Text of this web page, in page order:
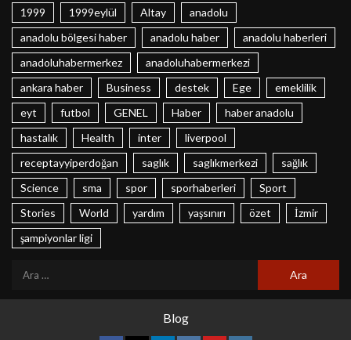
1999 1999eylül Altay
anadolu
anadolu bölgesi haber
anadolu haber
anadolu haberleri
anadoluhabermerkez
anadoluhabermerkezi
ankara haber
Business destek Ege
emeklilik
eyt
futbol GENEL Haber
haber anadolu
hastalık
Health inter
liverpool
receptayyiperdoğan
saglık saglıkmerkezi
sağlık
Science
sma spor sporhaberleri
Sport
Stories
World yardım yaşsınırı özet
İzmir
şampiyonlar ligi
Blog